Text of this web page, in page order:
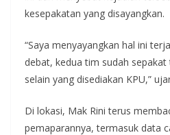
kesepakatan yang disayangkan.
“Saya menyayangkan hal ini
debat, kedua tim sudah
selain yang disediakan KPU,”
Di lokasi, Mak Rini terus
pemaparannya, termasuk data